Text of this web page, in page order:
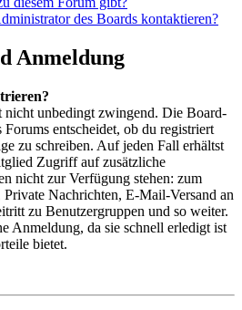
des Boards kontaktieren?
Anmeldung
nicht unbedingt zwingend. Die Board-
entscheidet, ob du registriert
zu schreiben. Auf jeden Fall erhältst
Zugriff auf zusätzliche
nicht zur Verfügung stehen: zum
Nachrichten, E-Mail-Versand an
zu Benutzergruppen und so weiter.
Anmeldung, da sie schnell erledigt ist
bietet.